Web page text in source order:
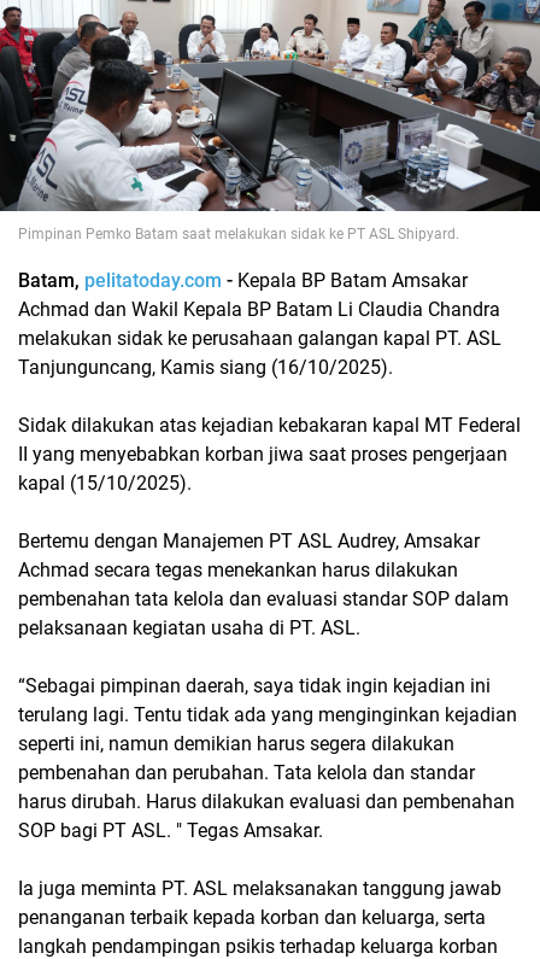
Pimpinan Pemko Batam saat melakukan sidak ke PT ASL Shipyard.
Batam, pelitatoday.com - Kepala BP Batam Amsakar
Achmad dan Wakil Kepala BP Batam Li Claudia Chandra
melakukan sidak ke perusahaan galangan kapal PT. ASL
Tanjunguncang, Kamis siang (16/10/2025).
Sidak dilakukan atas kejadian kebakaran kapal MT Federal
II yang menyebabkan korban jiwa saat proses pengerjaan
kapal (15/10/2025).
Bertemu dengan Manajemen PT ASL Audrey, Amsakar
Achmad secara tegas menekankan harus dilakukan
pembenahan tata kelola dan evaluasi standar SOP dalam
pelaksanaan kegiatan usaha di PT. ASL.
“Sebagai pimpinan daerah, saya tidak ingin kejadian ini
terulang lagi. Tentu tidak ada yang menginginkan kejadian
seperti ini, namun demikian harus segera dilakukan
pembenahan dan perubahan. Tata kelola dan standar
harus dirubah. Harus dilakukan evaluasi dan pembenahan
SOP bagi PT ASL. " Tegas Amsakar.
Ia juga meminta PT. ASL melaksanakan tanggung jawab
penanganan terbaik kepada korban dan keluarga, serta
langkah pendampingan psikis terhadap keluarga korban